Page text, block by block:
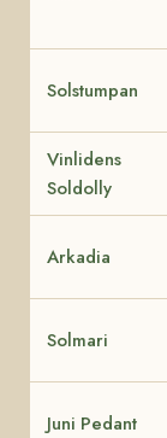
Solstumpan
Vinlidens
Soldolly
Arkadia
Solmari
Juni Pedant